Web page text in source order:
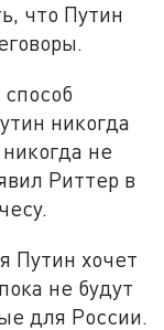
что Путин
никогда
не
Риттер в
Путин хочет
не будут
для России.